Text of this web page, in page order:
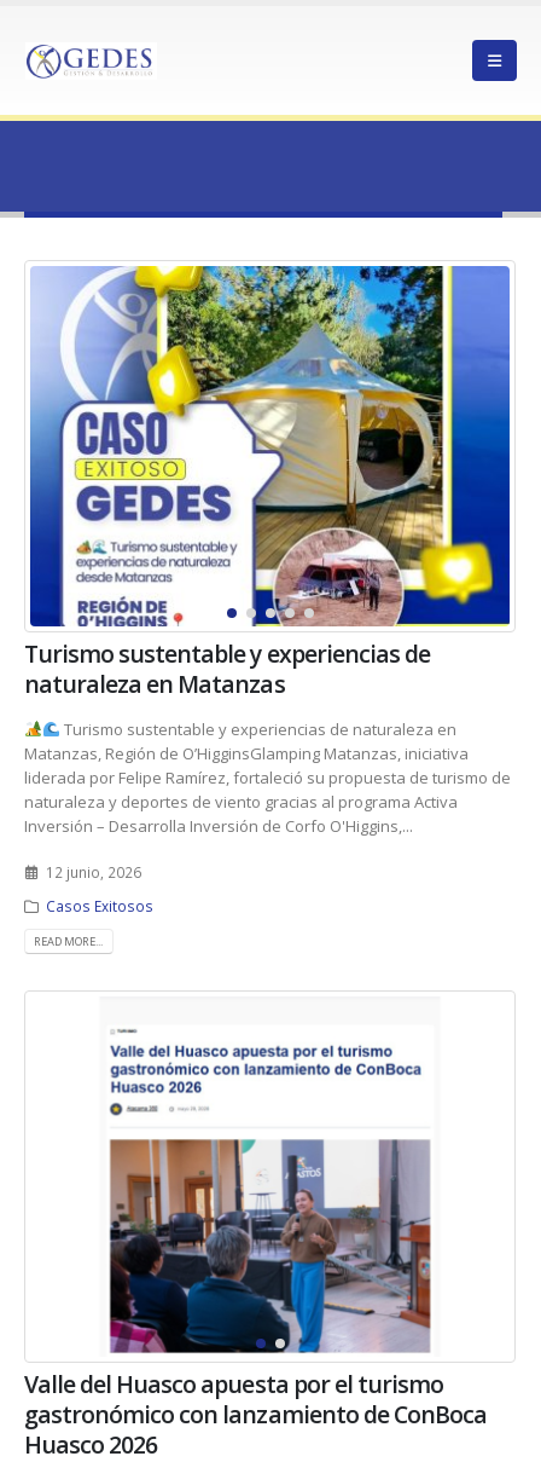
Turismo sustentable y experiencias de
naturaleza en Matanzas
Turismo sustentable y experiencias de naturaleza en
Matanzas, Región de O’HigginsGlamping Matanzas, iniciativa
liderada por Felipe Ramírez, fortaleció su propuesta de turismo de
naturaleza y deportes de viento gracias al programa Activa
Inversión – Desarrolla Inversión de Corfo O'Higgins,...
12 junio, 2026
Casos Exitosos
READ MORE...
Valle del Huasco apuesta por el turismo
gastronómico con lanzamiento de ConBoca
Huasco 2026